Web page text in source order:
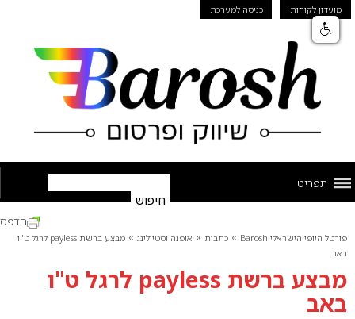
מועדון לקוחות כניסה למערכת
תפריט
פורטל היופי הישראלי Barosh » כתבות » אופנה וסטיילינג »
מבצע ברשת payless לרגל ט"ו
באב
מבצע ברשת payless לרגל ט"ו
באב
הדפס